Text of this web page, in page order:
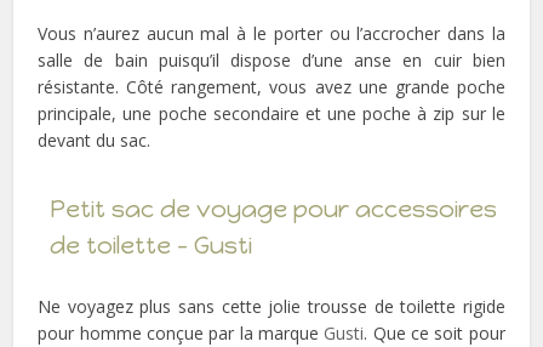
Vous n’aurez aucun mal à le porter ou l’accrocher dans la
salle de bain puisqu’il dispose d’une anse en cuir bien
résistante. Côté rangement, vous avez une grande poche
principale, une poche secondaire et une poche à zip sur le
devant du sac.
Petit sac de voyage pour accessoires
de toilette – Gusti
Ne voyagez plus sans cette jolie trousse de toilette rigide
pour homme conçue par la marque Gusti. Que ce soit pour